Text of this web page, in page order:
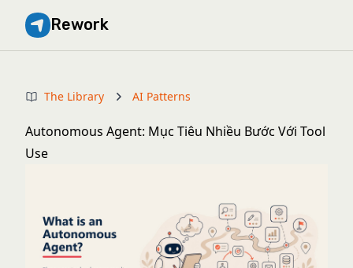
Rework
The Library AI Patterns
Autonomous Agent: Mục Tiêu Nhiều Bước Với Tool
Use